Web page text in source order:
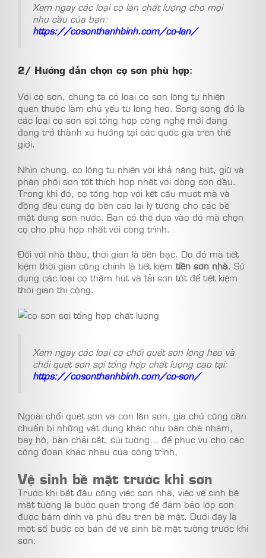
Xem ngay các loại cọ lăn chất lượng cho mọi
nhu cầu của bạn:
https://cosonthanhbinh.com/co-lan/
2/ Hướng dẫn chọn cọ sơn phù hợp:
Với cọ sơn, chúng ta có loại cọ sơn lông tự nhiên
quen thuộc làm chủ yếu từ lông heo. Song song đó là
các loại cọ sơn sợi tổng hợp công nghệ mới đang
đang trở thành xu hướng tại các quốc gia trên thế
giới.
Nhìn chung, cọ lông tự nhiên với khả năng hút, giữ và
phân phối sơn tốt thích hợp nhất với dòng sơn dầu.
Trong khi đó, cọ tổng hợp với kết cấu mượt mà và
đồng đều cùng độ bền cao lại lý tưởng cho các bề
mặt dùng sơn nước. Bạn có thể dựa vào đó mà chọn
cọ cho phú hợp nhất với công trình.
Đối với nhà thầu, thời gian là tiền bạc. Do đó mà tiết
kiệm thời gian cũng chính là tiết kiệm tiền sơn nhà. Sử
dụng các loại cọ thấm hút và tải sơn tốt để tiết kiệm
thời gian thi công.
Xem ngay các loại cọ chổi quét sơn lông heo và
chổi quét sơn sợi tổng hợp chất lượng cao tại:
https://cosonthanhbinh.com/co-son/
Ngoài chổi quét sơn và con lăn sơn, gia chủ cũng cần
chuẩn bị những vật dụng khác như bàn chà nhám,
bay hồ, bàn chải sắt, sủi tường… để phục vụ cho các
công đoạn khác nhau của công trình,
Vệ sinh bề mặt trước khi sơn
Trước khi bắt đầu công việc sơn nhà, việc vệ sinh bề
mặt tường là bước quan trọng để đảm bảo lớp sơn
được bám dính và phủ đều trên bề mặt. Dưới đây là
một số bước cơ bản để vệ sinh bề mặt tường trước khi
sơn: